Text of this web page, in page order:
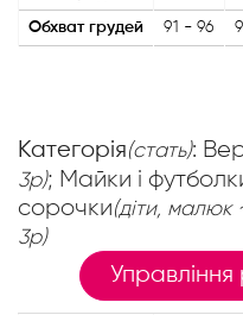
Обхват грудей 91 - 96
Категорія(стать):
3р); Майки і
сорочки(діти, малюк
3р)
Управління